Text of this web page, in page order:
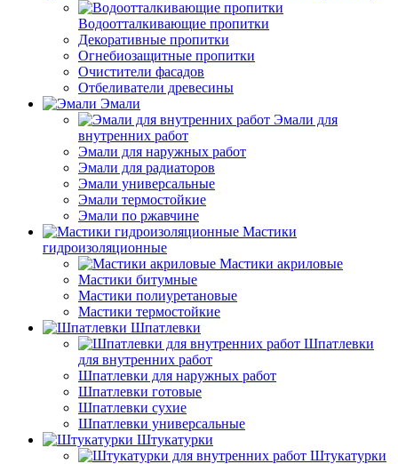
Водоотталкивающие пропитки
Декоративные пропитки
Огнебиозащитные пропитки
Очистители фасадов
Отбеливатели древесины
Эмали
Эмали для
внутренних работ
Эмали для наружных работ
Эмали для радиаторов
Эмали универсальные
Эмали термостойкие
Эмали по ржавчине
Мастики
гидроизоляционные
Мастики акриловые
Мастики битумные
Мастики полиуретановые
Мастики термостойкие
Шпатлевки
Шпатлевки
для внутренних работ
Шпатлевки для наружных работ
Шпатлевки готовые
Шпатлевки сухие
Шпатлевки универсальные
Штукатурки
Штукатурки